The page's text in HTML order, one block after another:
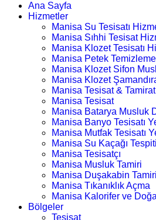
Ana Sayfa
Hizmetler
Manisa Su Tesisatı
Manisa Sıhhi Tesisat
Manisa Klozet Tesisatı
Manisa Petek Temizleme
Manisa Klozet Sifon
Manisa Klozet
Manisa Tesisat &
Manisa Tesisat
Manisa Batarya Musluk
Manisa Banyo Tesisatı
Manisa Mutfak Tesisatı
Manisa Su Kaçağı Tespiti
Manisa Tesisatçı
Manisa Musluk Tamiri
Manisa Duşakabin
Manisa Tıkanıklık Açma
Manisa Kalorifer ve
Bölgeler
Tesisat